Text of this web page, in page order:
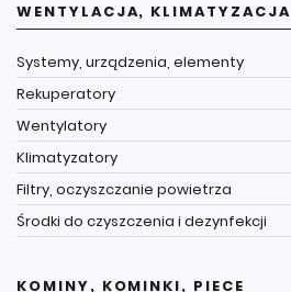
WENTYLACJA, KLIMATYZACJA
Systemy, urządzenia, elementy
Rekuperatory
Wentylatory
Klimatyzatory
Filtry, oczyszczanie powietrza
Środki do czyszczenia i dezynfekcji
KOMINY, KOMINKI, PIECE